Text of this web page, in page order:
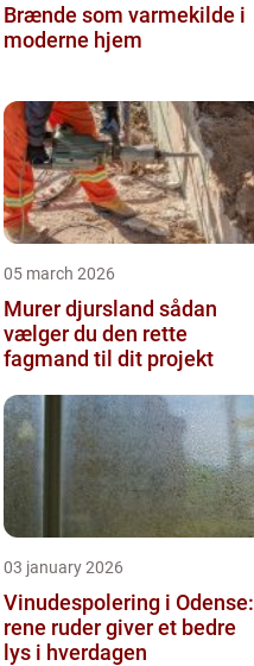
Brænde som varmekilde i
moderne hjem
05 march 2026
Murer djursland sådan
vælger du den rette
fagmand til dit projekt
03 january 2026
Vinudespolering i Odense:
rene ruder giver et bedre
lys i hverdagen